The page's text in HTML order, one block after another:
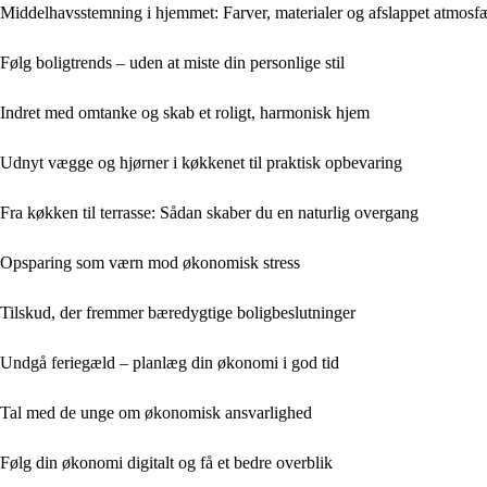
Middelhavsstemning i hjemmet: Farver, materialer og afslappet
Følg boligtrends – uden at miste din personlige stil
Indret med omtanke og skab et roligt, harmonisk hjem
Udnyt vægge og hjørner i køkkenet til praktisk opbevaring
Fra køkken til terrasse: Sådan skaber du en naturlig overgang
Opsparing som værn mod økonomisk stress
Tilskud, der fremmer bæredygtige boligbeslutninger
Undgå feriegæld – planlæg din økonomi i god tid
Tal med de unge om økonomisk ansvarlighed
Følg din økonomi digitalt og få et bedre overblik